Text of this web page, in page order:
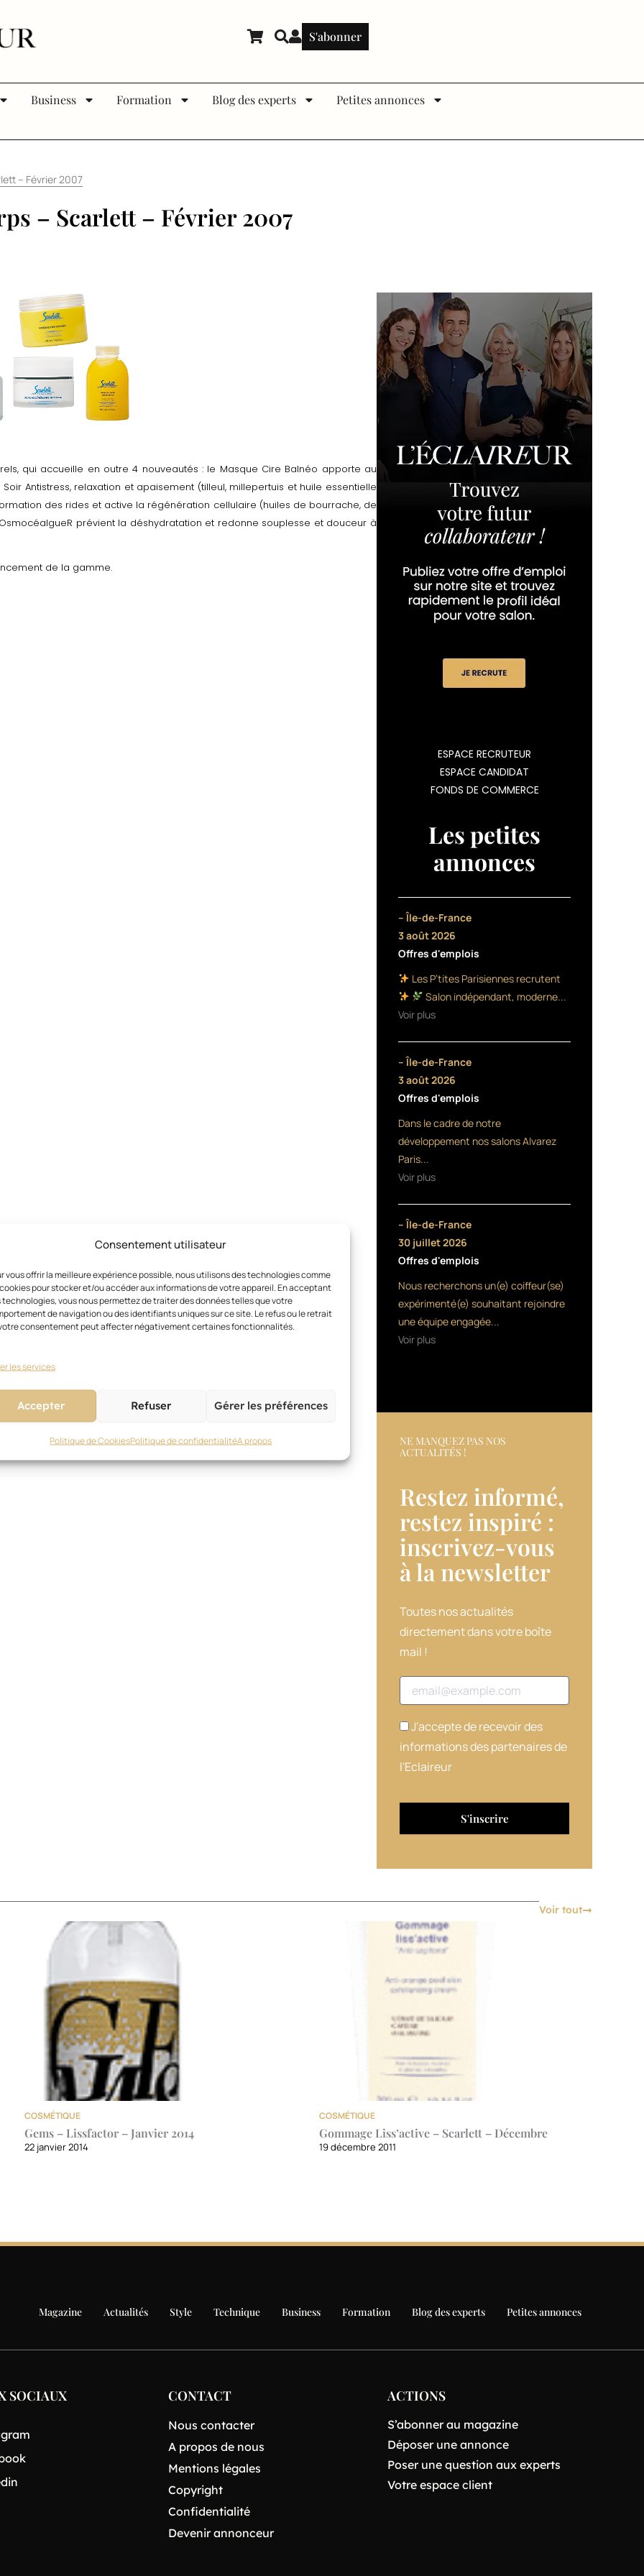
Consentement utilisateur
vous offrir la meilleure expérience possible, nous utilisons des technologies comme
pour stocker et/ou accéder aux informations de votre appareil. En acceptant
technologies, vous nous permettez de traiter des données telles que votre
de navigation ou des identifiants uniques sur ce site. Le refus ou le retrait
consentement peut affecter négativement certaines fonctionnalités.
les services
Accepter Refuser Gérer les préférences
Politique de CookiesPolitique de confidentialitéA propos
S'abonner
Business Formation Blog des experts Petites annonces
– Février 2007
– Scarlett – Février 2007
qui accueille en outre 4 nouveautés : le Masque Cire Balnéo apporte au
Antistress, relaxation et apaisement (tilleul, millepertuis et huile essentielle
des rides et active la régénération cellulaire (huiles de bourrache, de
prévient la déshydratation et redonne souplesse et douceur à
de la gamme.
ESPACE RECRUTEUR
ESPACE CANDIDAT
FONDS DE COMMERCE
Les petites
annonces
– Île-de-France
3 août 2026
Offres d'emplois
Les P’tites Parisiennes recrutent
Salon indépendant, moderne...
Voir plus
– Île-de-France
3 août 2026
Offres d'emplois
Dans le cadre de notre
développement nos salons Alvarez
Paris...
Voir plus
– Île-de-France
30 juillet 2026
Offres d'emplois
Nous recherchons un(e) coiffeur(se)
expérimenté(e) souhaitant rejoindre
une équipe engagée...
Voir plus
NE MANQUEZ PAS NOS
ACTUALITÉS !
Restez informé,
restez inspiré :
inscrivez-vous
à la newsletter​
Toutes nos actualités
directement dans votre boîte
mail !
Adresse email
J'accepte de recevoir des
informations des partenaires de
l'Eclaireur
Voir tout
COSMÉTIQUE
Gems – Lissfactor – Janvier 2014
22 janvier 2014
COSMÉTIQUE
Gommage Liss’active – Scarlett – Décembre
19 décembre 2011
Magazine Actualités Style Technique Business Formation Blog des experts Petites annonces
SOCIAUX CONTACT
Nous contacter
A propos de nous
Mentions légales
Copyright
Confidentialité
Devenir annonceur
ACTIONS
S’abonner au magazine
Déposer une annonce
Poser une question aux experts
Votre espace client